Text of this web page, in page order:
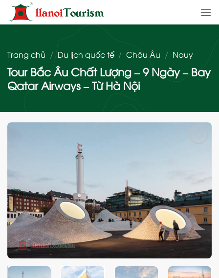
qua
nội
Trang chủ / Du lịch quốc tế / Châu Âu / Nauy
Tour Bắc Âu Chất Lượng – 9 Ngày – Bay
Qatar Airways – Từ Hà Nội